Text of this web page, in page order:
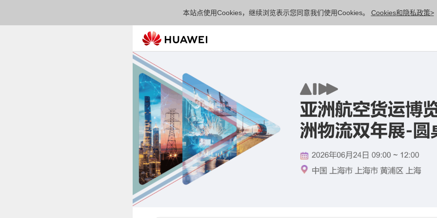
本站点使用Cookies，继续浏览表示您同意我们使用Cookies。 Cookies和隐私政策>